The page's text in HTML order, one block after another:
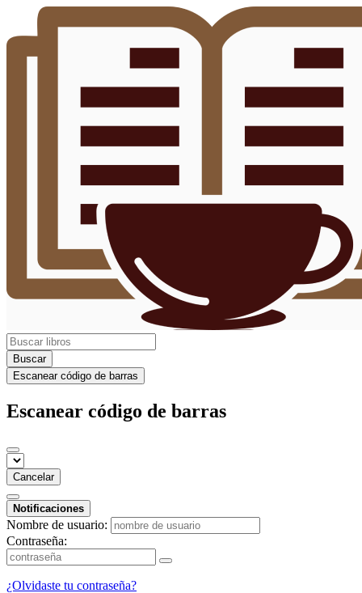
Buscar
Escanear código de barras
Escanear código de barras
Cancelar
Notificaciones
Nombre de usuario:
Contraseña:
¿Olvidaste tu contraseña?